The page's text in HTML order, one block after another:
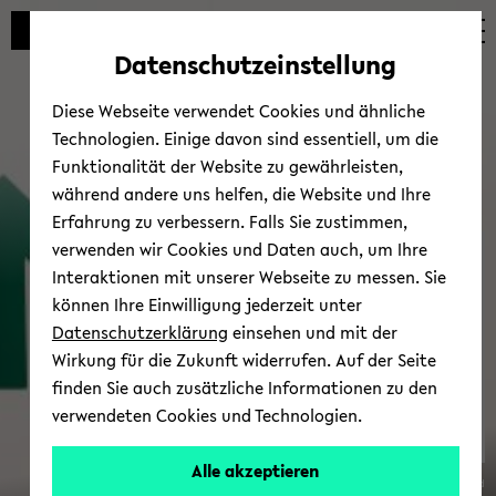
Automatische
vermeiden
zum
wechseln
zum
wechseln
zum
wechseln
Trans­fer
© Uni­ver­si­tät Bie­le­feld
Datenschutzeinstellung
Diese Webseite verwendet Cookies und ähnliche
Technologien. Einige davon sind essentiell, um die
Funktionalität der Website zu gewährleisten,
während andere uns helfen, die Website und Ihre
Erfahrung zu verbessern. Falls Sie zustimmen,
verwenden wir Cookies und Daten auch, um Ihre
Interaktionen mit unserer Webseite zu messen. Sie
können Ihre Einwilligung jederzeit unter
Datenschutzerklärung einsehen und mit der
Wirkung für die Zukunft widerrufen. Auf der Seite
finden Sie auch zusätzliche Informationen zu den
verwendeten Cookies und Technologien.
Alle akzeptieren